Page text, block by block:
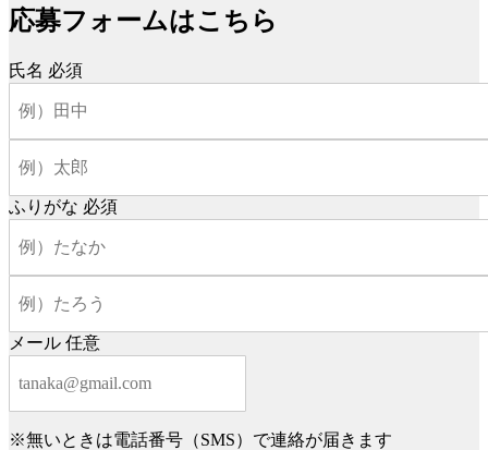
応募フォームはこちら
氏名 必須
ふりがな 必須
メール 任意
※無いときは電話番号（SMS）で連絡が届きます